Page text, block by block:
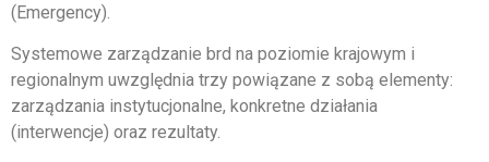
(Emergency).
Systemowe zarządzanie brd na poziomie krajowym i
regionalnym uwzględnia trzy powiązane z sobą elementy:
zarządzania instytucjonalne, konkretne działania
(interwencje) oraz rezultaty.